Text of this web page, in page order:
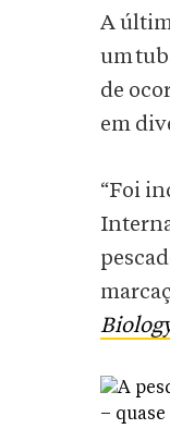
A
um
de
em
“Foi